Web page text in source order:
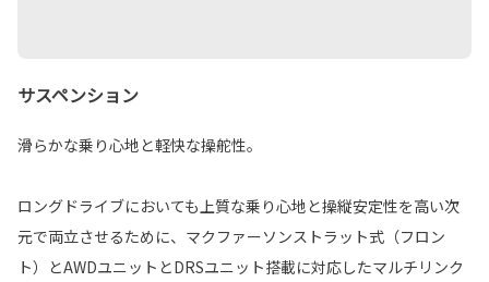
サスペンション
滑らかな乗り心地と軽快な操舵性。
ロングドライブにおいても上質な乗り心地と操縦安定性を高い次
元で両立させるために、マクファーソンストラット式（フロン
ト）とAWDユニットとDRSユニット搭載に対応したマルチリンク